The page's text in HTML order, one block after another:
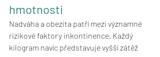
hmotnosti
Nadváha a obezita patří mezi významné
rizikové faktory inkontinence. Každý
kilogram navíc představuje vyšší zátěž